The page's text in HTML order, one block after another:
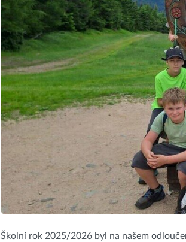
Školní rok 2025/2026 byl na našem